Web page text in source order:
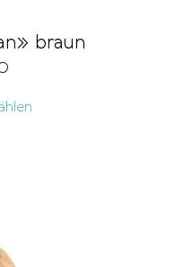
braun